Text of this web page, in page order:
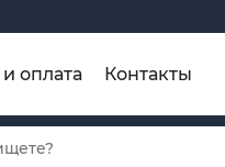
оплата Контакты